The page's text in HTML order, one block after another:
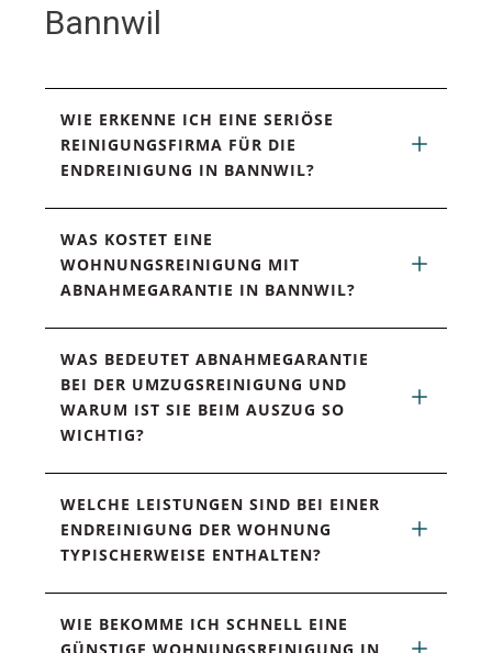
Bannwil
WIE ERKENNE ICH EINE SERIÖSE
REINIGUNGSFIRMA FÜR DIE
ENDREINIGUNG IN BANNWIL?
WAS KOSTET EINE
WOHNUNGSREINIGUNG MIT
ABNAHMEGARANTIE IN BANNWIL?
WAS BEDEUTET ABNAHMEGARANTIE
BEI DER UMZUGSREINIGUNG UND
WARUM IST SIE BEIM AUSZUG SO
WICHTIG?
WELCHE LEISTUNGEN SIND BEI EINER
ENDREINIGUNG DER WOHNUNG
TYPISCHERWEISE ENTHALTEN?
WIE BEKOMME ICH SCHNELL EINE